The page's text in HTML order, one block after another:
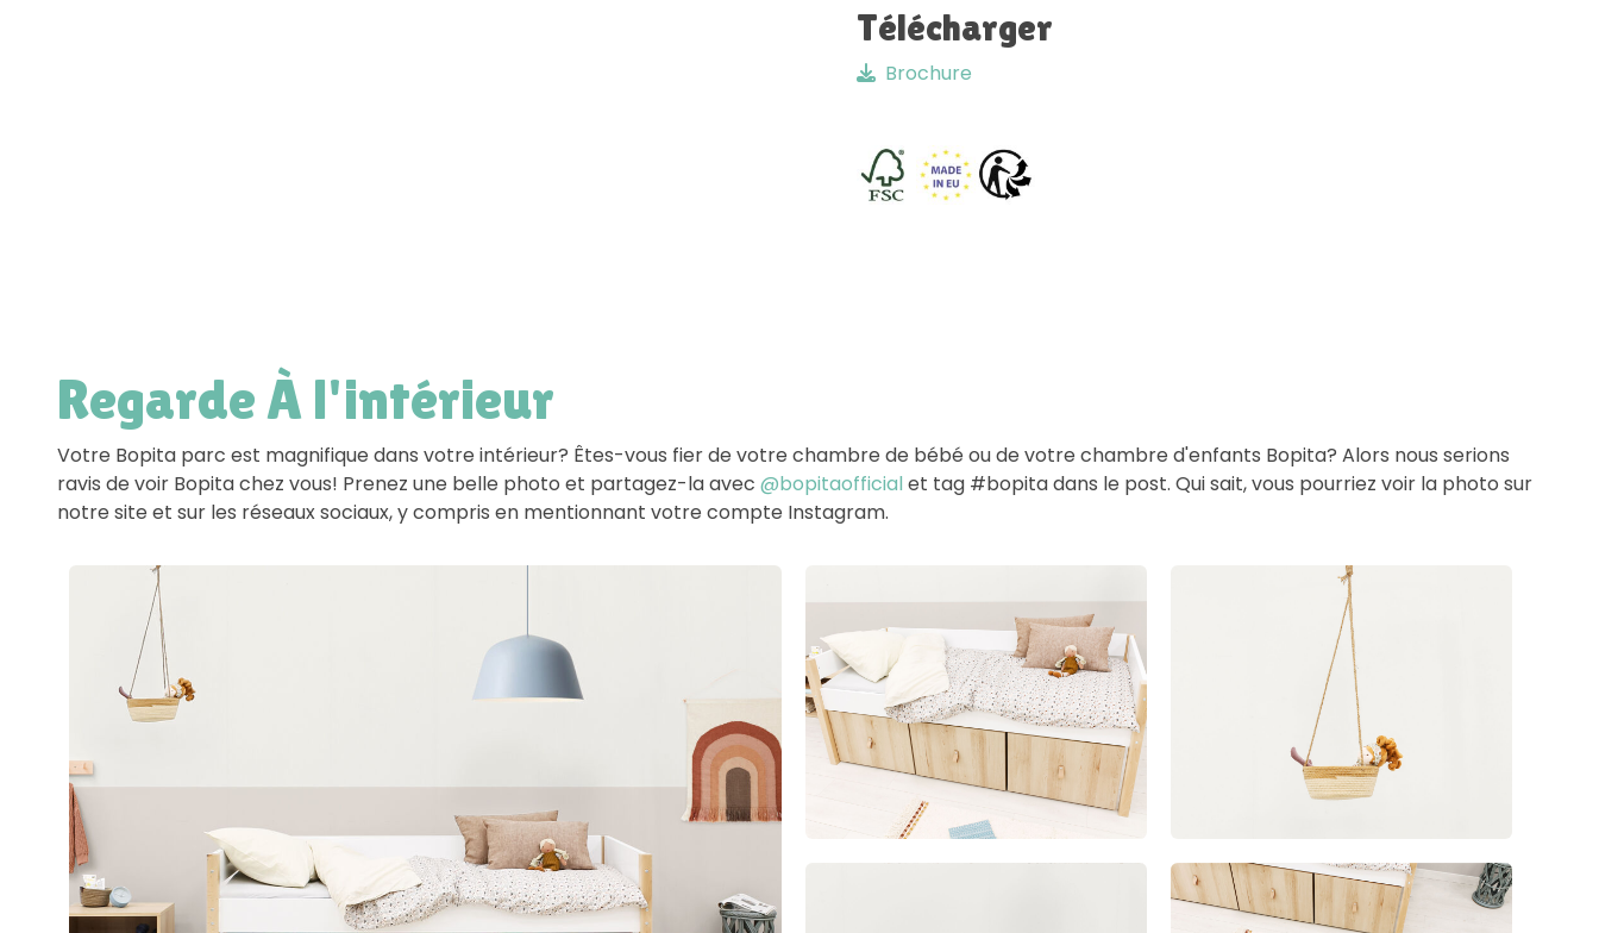
Télécharger
Brochure
Regarde À l'intérieur
Votre Bopita parc est magnifique dans votre intérieur? Êtes-vous fier de votre chambre de bébé ou de votre chambre d'enfants Bopita? Alors nous serions
ravis de voir Bopita chez vous! Prenez une belle photo et partagez-la avec @bopitaofficial et tag #bopita dans le post. Qui sait, vous pourriez voir la photo sur
notre site et sur les réseaux sociaux, y compris en mentionnant votre compte Instagram.